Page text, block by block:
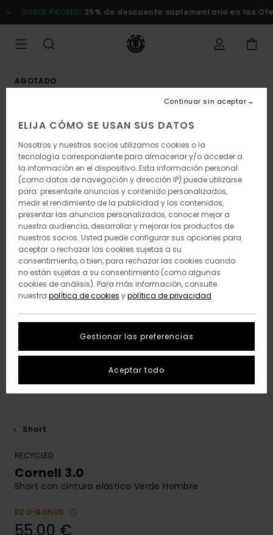
la
DOBLE PROMO 25% de descuento suplementario en las
AGOTADO
Short
RECYCLED
Cornell 3.0
Short con cintura elástica Verde Hombre
ECO-BONUS
55,00 €
ELIJA CÓMO SE USAN SUS DATOS
Nosotros y nuestros socios utilizamos cookies o la
tecnología correspondiente para almacenar y/o acceder a
la información en el dispositivo. Esta información personal
(como datos de navegación y dirección IP) puede utilizarse
para: presentarle anuncios y contenido personalizados,
medir el rendimiento de la publicidad y los contenidos,
presentar las anuncios personalizados, conocer mejor a
nuestra audiencia, desarrollar y mejorar los productos de
nuestros socios. Usted puede configurar sus opciones para
aceptar o rechazar las cookies sujetas a su
consentimiento, o bien, para rechazar las cookies cuando
no están sujetas a su consentimiento (como algunas
cookies de análisis). Para más información, consulte
nuestra política de cookies ypolítica de privacidad
Gestionar las preferencias
Continuar sin aceptar
Aceptar todo